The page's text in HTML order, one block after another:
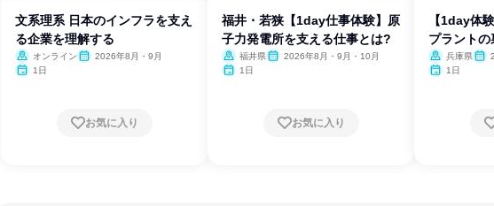
文系理系 日本のインフラを支え
る企業を理解する
オンライン
2026年8月・9月
1日
お気に入り
福井・若狭【1day仕事体験】原
子力発電所を支える仕事とは?
福井県
2026年8月・9月・10月
1日
お気に入り
【1day体
プラント
兵庫県
1日